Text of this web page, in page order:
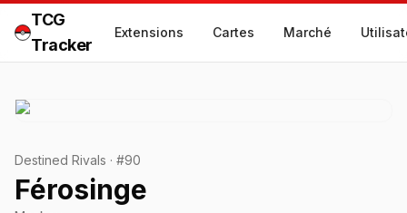
TCG
Tracker
Extensions Cartes Marché
Destined Rivals · #90
Férosinge